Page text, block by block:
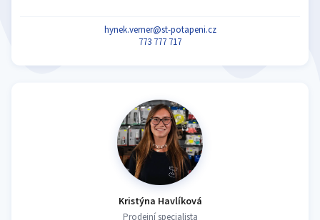
hynek.verner@st-potapeni.cz
773 777 717
Kristýna Havlíková